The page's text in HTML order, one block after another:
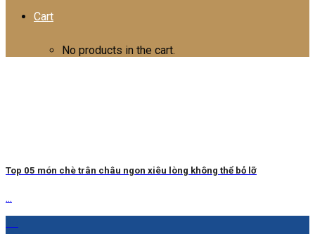
Cart
No products in the cart.
Top 05 món chè trân châu ngon xiêu lòng không thể bỏ lỡ
...